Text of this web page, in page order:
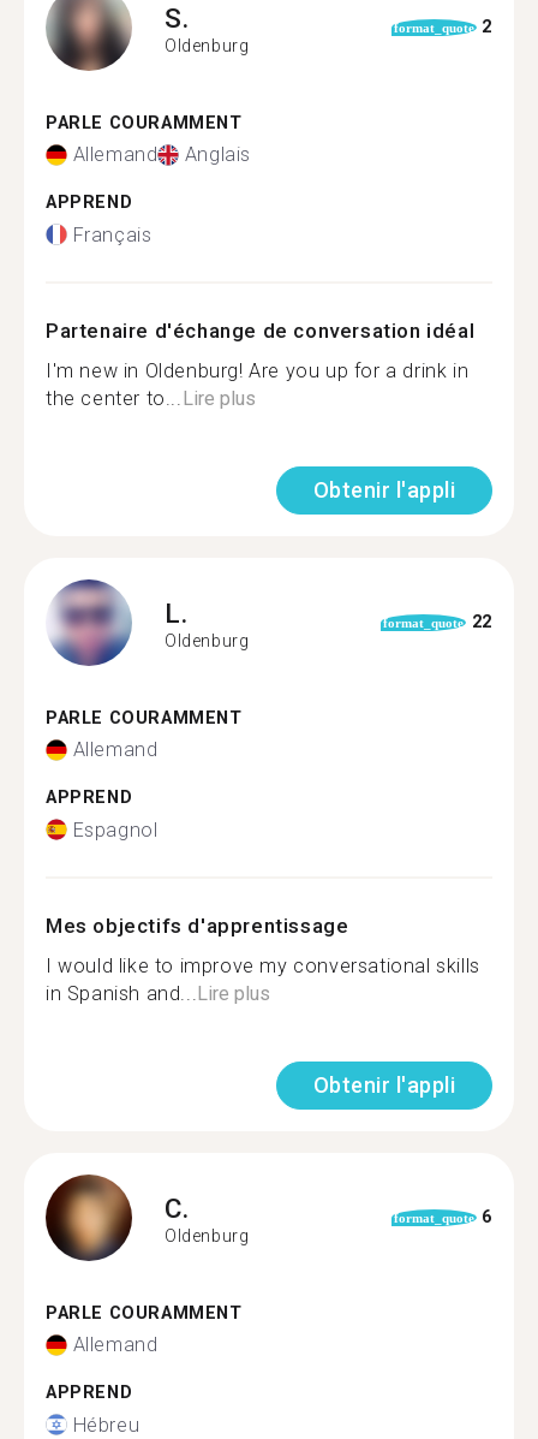
S.
Oldenburg
format_quote 2
PARLE COURAMMENT
Allemand Anglais
APPREND
Français
Partenaire d'échange de conversation idéal
I'm new in Oldenburg! Are you up for a drink in
the center to... Lire plus
Obtenir l'appli
L.
Oldenburg
format_quote 22
PARLE COURAMMENT
Allemand
APPREND
Espagnol
Mes objectifs d'apprentissage
I would like to improve my conversational skills
in Spanish and... Lire plus
Obtenir l'appli
C.
Oldenburg
format_quote 6
PARLE COURAMMENT
Allemand
APPREND
Hébreu